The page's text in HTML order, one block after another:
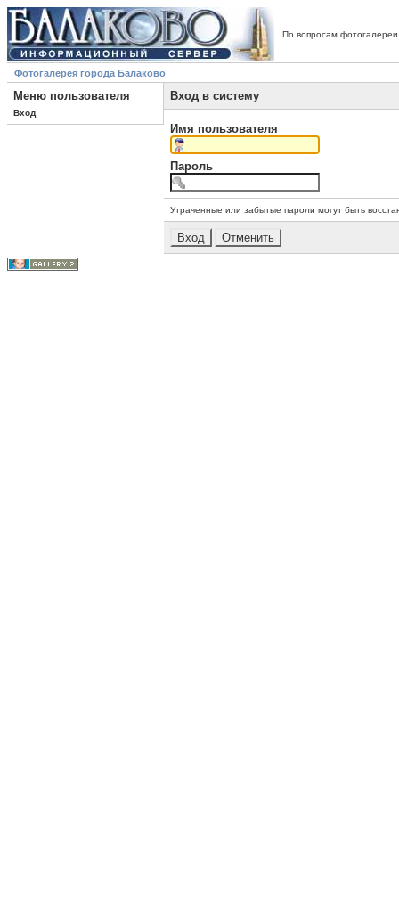
По вопросам
Фотогалерея города Балаково
Меню пользователя
Вход
Вход в систему
Имя пользователя
Пароль
Утраченные или забытые пароли могут быть